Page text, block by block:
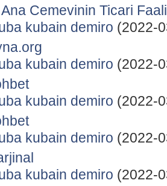
Cemevinin Ticari
kubain demiro (2022-
kubain demiro (2022-
kubain demiro (2022-
kubain demiro (2022-
kubain demiro (2022-